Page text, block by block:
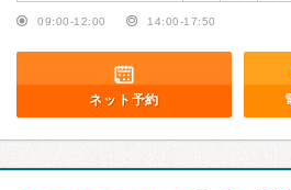
09:00-12:00 14:00-17:50
ネット予約